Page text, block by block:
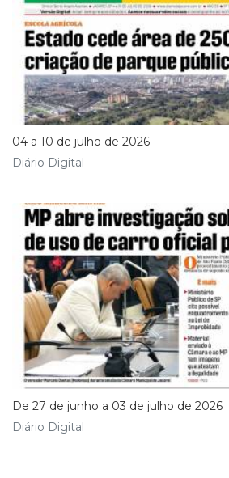
04 a 10 de julho de 2026
Diário Digital
De 27 de junho a 03 de julho de 2026
Diário Digital